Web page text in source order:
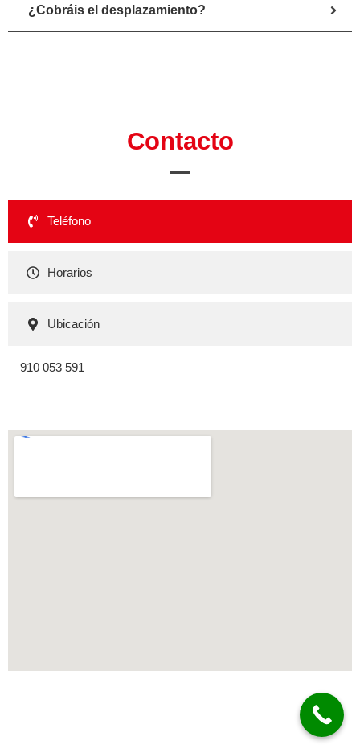
¿Cobráis el desplazamiento?
Contacto
Teléfono
Horarios
Ubicación
910 053 591